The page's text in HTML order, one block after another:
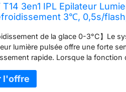
T14 3en1 IPL Epilateur
3℃, 0,5s/
Entier Epilateur Laser
de la glace 0-3°C】Le
lumière pulsée offre une forte
rapide. Lorsque la fonction
pour atteindre 3°C pour la tête),
la peau, rendant le traitement